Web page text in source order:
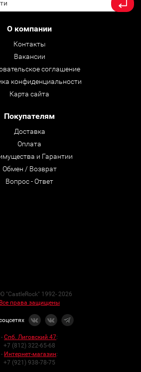
О компании
Контакты
Вакансии
соглашение
конфиденциальности
Карта сайта
Покупателям
Доставка
Оплата
и Гарантии
Обмен / Возврат
Вопрос - Ответ
"CastleRock" 1992- 2026
Все права защищены
- Спб. Лиговский 47:
+7 (812) 322-65-68
- Интернет-магазин:
+7 (921) 938-78-75